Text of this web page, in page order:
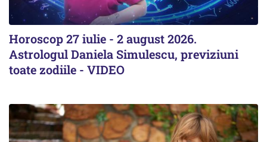
Horoscop 27 iulie - 2 august 2026.
Astrologul Daniela Simulescu, previziuni
toate zodiile - VIDEO